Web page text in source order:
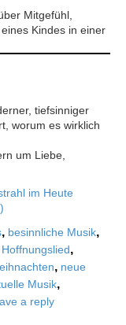
Mitgefühl,
Kindes in einer
tiefsinniger
worum es wirklich
um Liebe,
im Heute
, besinnliche Musik,
Hoffnungslied,
, neue
Musik,
a reply